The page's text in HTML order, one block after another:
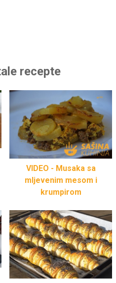
recepte
VIDEO - Musaka sa
mljevenim mesom i
krumpirom